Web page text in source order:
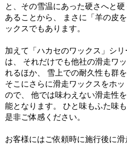
と、その雪温にあった硬さへと
あることから、 まさに「羊の皮
ックスでもあります。
加えて「ハカセのワックス」シ
は、 それだけでも他社の滑走ワ
れるほか、 雪上での耐久性も群
そこにさらに滑走ワックスをホ
ので、 他では味わえない滑走性
能となります。 ひと味もふた味
是非ご体感ください。
お客様にはご依頼時に施行後に